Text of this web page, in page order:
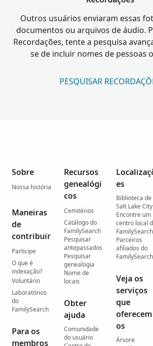
Outros usuários enviaram essas
documentos ou arquivos de áudio.
Recordações, tente a pesquisa
se de incluir nomes de pessoas
PESQUISAR
Sobre
Nossa história
Maneiras
de
contribuir
Participe
O que é
indexação?
Voluntário
Laboratórios
do
FamilySearch
Para os
membros
Recursos
genealógi
cos
Cemitérios
Catálogo do
FamilySearch
Pesquisar
antepassados
Pesquisar
genealogia
Nome de
locais
Obter
ajuda
Comunidade
do usuário
es
Biblioteca de
Salt Lake City
Encontre um
centro local
FamilySearch
Parceiros
afiliados do
FamilySearch
Veja os
serviços
que
oferecem
os
Árvore